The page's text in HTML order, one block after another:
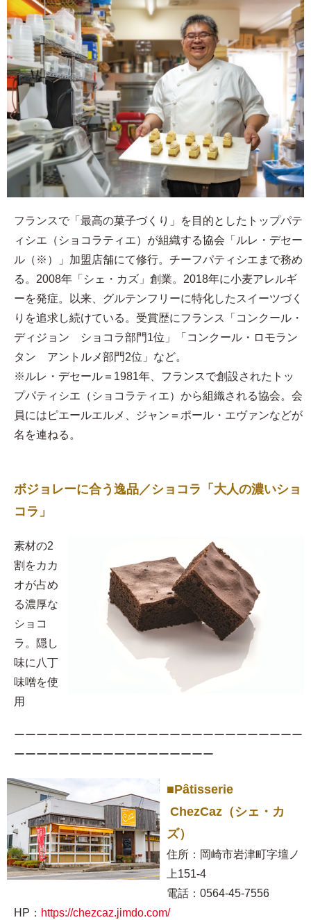
フランスで「最高の菓子づくり」を目的としたトップパテ
ィシエ（ショコラティエ）が組織する協会「ルレ・デセー
ル（※）」加盟店舗にて修行。チーフパティシエまで務め
る。2008年「シェ・カズ」創業。2018年に小麦アレルギ
ーを発症。以来、グルテンフリーに特化したスイーツづく
りを追求し続けている。受賞歴にフランス「コンクール・
ディジョン ショコラ部門1位」「コンクール・ロモラン
タン アントルメ部門2位」など。
※ルレ・デセール＝1981年、フランスで創設されたトッ
プパティシエ（ショコラティエ）から組織される協会。会
員にはピエールエルメ、ジャン＝ポール・エヴァンなどが
名を連ねる。
ボジョレーに合う逸品／ショコラ「大人の濃いショ
コラ」
素材の2
割をカカ
オが占め
る濃厚な
ショコ
ラ。隠し
味に八丁
味噌を使
用​
ーーーーーーーーーーーーーーーーーーーーーーーーーー
ーーーーーーーーーーーーーーーーーー
■Pâtisserie
ChezCaz（シェ・カ
ズ）
住所：岡崎市岩津町字壇ノ
上151-4
電話：0564-45-7556
HP： https://chezcaz.jimdo.com/